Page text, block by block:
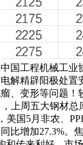
国工程机械工业
解精辟阳极处置
、变形等问题！
上周五大钢材总
美国5月非农、
比增加27.3%。